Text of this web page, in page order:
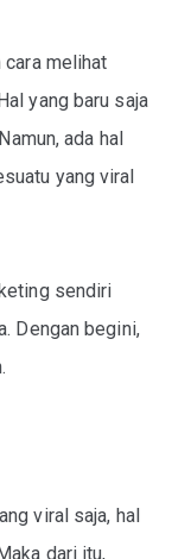
melihat
yang baru saja
ada hal
yang viral
sendiri
Dengan begini,
viral saja, hal
dari itu,